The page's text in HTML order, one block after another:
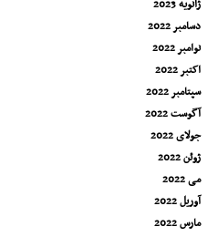
ژانویه 2023
دسامبر 2022
نوامبر 2022
اکتبر 2022
سپتامبر 2022
آگوست 2022
جولای 2022
ژوئن 2022
می 2022
آوریل 2022
مارس 2022